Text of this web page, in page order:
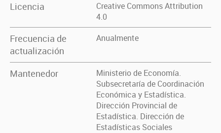
Licencia
Creative Commons Attribution
4.0
Frecuencia de
actualización
Anualmente
Mantenedor
Ministerio de Economía.
Subsecretaría de Coordinación
Económica y Estadística.
Dirección Provincial de
Estadística. Dirección de
Estadísticas Sociales